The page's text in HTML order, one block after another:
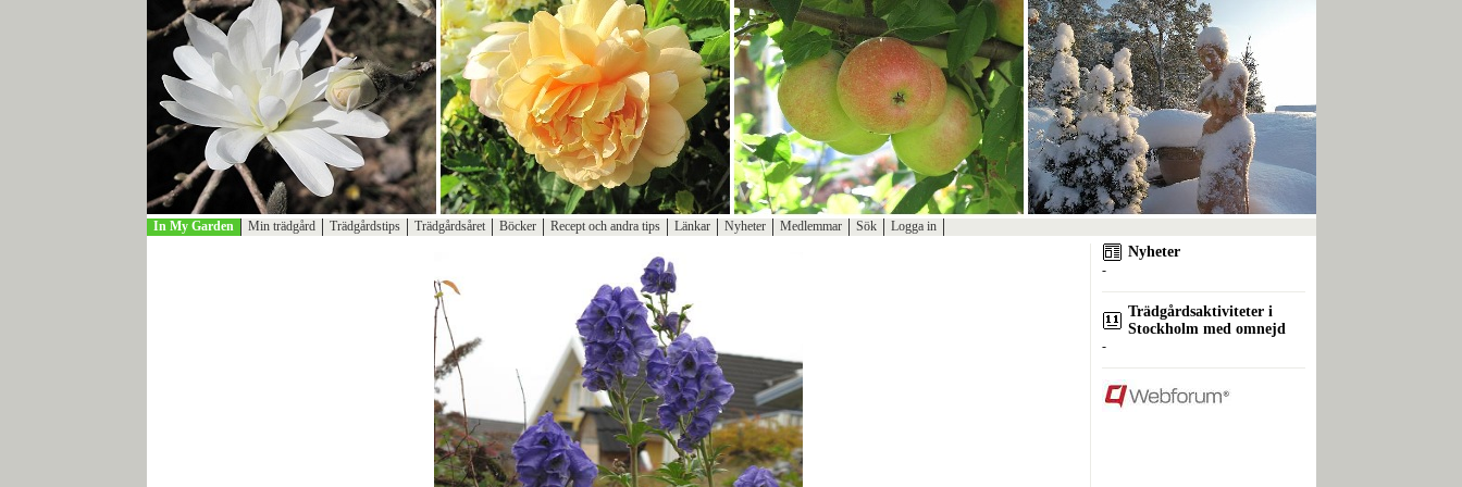
In My Garden Min trädgård Trädgårdstips Trädgårdsåret Böcker Recept och andra tips Länkar Nyheter Medlemmar Sök Logga in
Nyheter
-
Trädgårdsaktiviteter i
Stockholm med omnejd
-